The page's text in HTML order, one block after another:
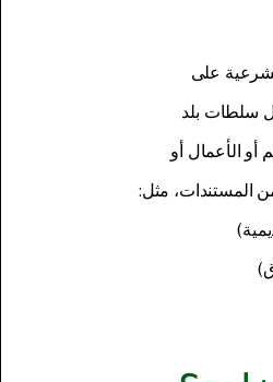
على
سلطات بلد
أو الأعمال أو
المستندات، مثل: